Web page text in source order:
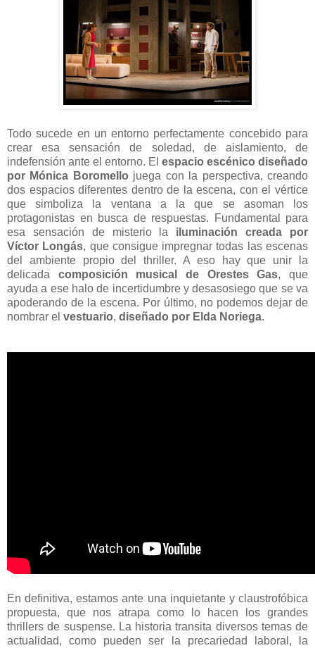
Todo sucede en un entorno perfectamente concebido para
crear esa sensación de soledad, de aislamiento, de
indefensión ante el entorno. El espacio escénico diseñado
por Mónica Boromello juega con la perspectiva, creando
dos espacios diferentes dentro de la escena, con el vértice
que simboliza la ventana a la que se asoman los
protagonistas en busca de respuestas. Fundamental para
esa sensación de misterio la iluminación creada por
Víctor Longás, que consigue impregnar todas las escenas
del ambiente propio del thriller. A eso hay que unir la
delicada composición musical de Orestes Gas, que
ayuda a ese halo de incertidumbre y desasosiego que se va
apoderando de la escena. Por último, no podemos dejar de
nombrar el vestuario, diseñado por Elda Noriega.
En definitiva, estamos ante una inquietante y claustrofóbica
propuesta, que nos atrapa como lo hacen los grandes
thrillers de suspense. La historia transita diversos temas de
actualidad, como pueden ser la precariedad laboral, la